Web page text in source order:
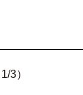
3）